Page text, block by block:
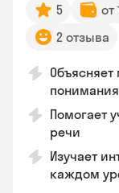
5 от
2 отзыва
Объясняет
понимания
Помогает
речи
Изучает
каждом